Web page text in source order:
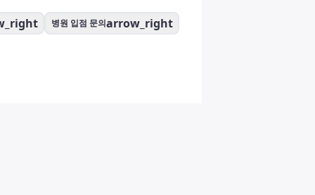
병원 입점 문의arrow_right